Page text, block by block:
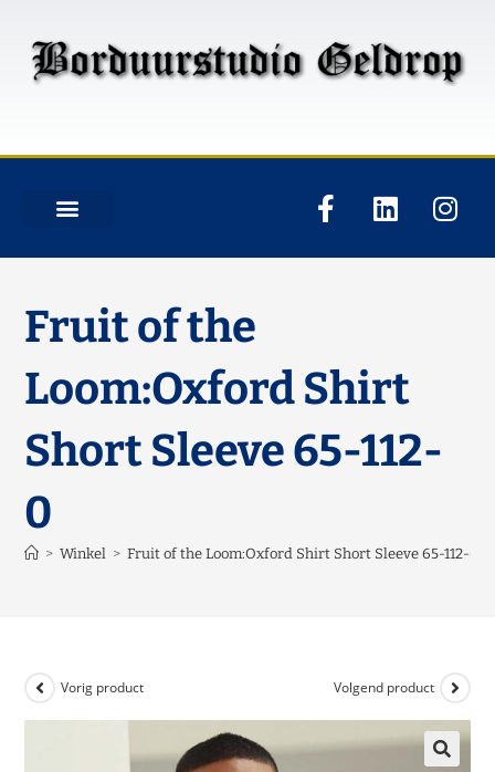
Fruit of the
Loom:Oxford Shirt
Short Sleeve 65-112-
0
> Winkel > Fruit of the Loom:Oxford Shirt Short Sleeve 65-112-0
Vorig product Volgend product